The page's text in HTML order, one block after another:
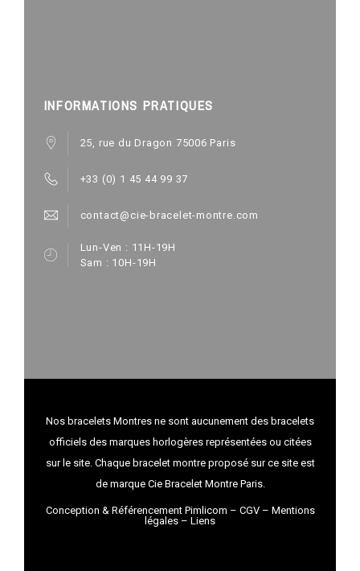
INFORMATIONS PRATIQUES
25, rue du Dragon 75006 Paris
+33 (0) 1 45 44 99 37
contact@cie-bracelet-montre.com
Lun-Ven : 11H-19H
Sam : 10H-19H
Nos bracelets Montres ne sont aucunement des bracelets
officiels des marques horlogères représentées ou citées
sur le site. Chaque bracelet montre proposé sur ce site est
de marque Cie Bracelet Montre Paris.
Conception & Référencement Pimlicom – CGV– Mentions
légales – Liens